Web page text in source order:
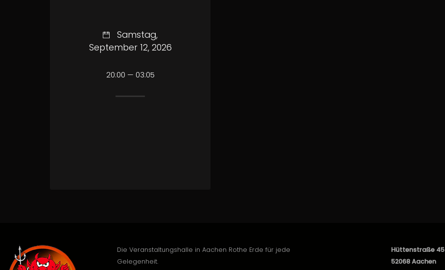
Samstag,
September 12, 2026
20:00 — 03:05
Die Veranstaltungshalle in Aachen Rothe Erde für jede
Gelegenheit.
Hüttenstraße 45
52068 Aachen